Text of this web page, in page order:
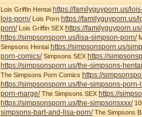
Lois Griffin Hentai https://familyguyporn.us/
lois-porn/Lois Porn https://familyguyporn.us/
porn/Lois Griffin SEX https://
https://simpsonsporn.us/lisa-simpson-porn/
Simpsons Hentai https://simpsonsporn.us/
porn-comics/Simpsons SEX https://
https://simpsonsporn.us/the-simpsons-
The Simpsons Porn Comics https://
https://simpsonsporn.us/the-simpsons-porn-
porn-marge/The Simpsons SEX https://
https://simpsonsporn.us/the-simpsonsxxx/
simpsons-bart-and-lisa-porn/The Simpsons